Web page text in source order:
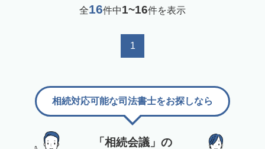
全16件中1~16件を表示
1
「相続会議」の
相続対応可能な司法書士をお探しなら